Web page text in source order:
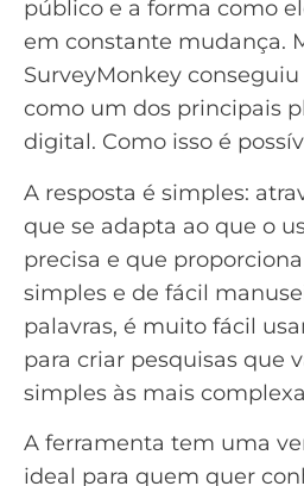
público e a forma como
em constante mudança.
SurveyMonkey
como um dos principais
digital. Como isso é
A resposta é simples:
que se adapta ao que o
precisa e que
simples e de fácil
palavras, é muito fácil
para criar pesquisas que
simples às mais
A ferramenta tem uma
ideal para quem quer